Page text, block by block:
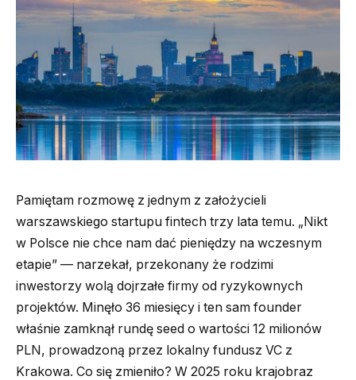
Pamiętam rozmowę z jednym z założycieli
warszawskiego startupu fintech trzy lata temu. „Nikt
w Polsce nie chce nam dać pieniędzy na wczesnym
etapie” — narzekał, przekonany że rodzimi
inwestorzy wolą dojrzałe firmy od ryzykownych
projektów. Minęło 36 miesięcy i ten sam founder
właśnie zamknął rundę seed o wartości 12 milionów
PLN, prowadzoną przez lokalny fundusz VC z
Krakowa. Co się zmieniło? W 2025 roku krajobraz